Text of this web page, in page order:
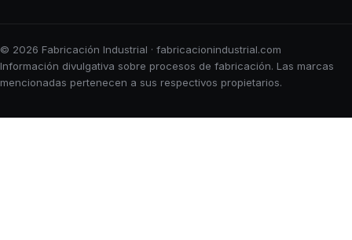
© 2026 Fabricación Industrial · fabricacionindustrial.com
Información divulgativa sobre procesos de fabricación. Las marcas
mencionadas pertenecen a sus respectivos propietarios.